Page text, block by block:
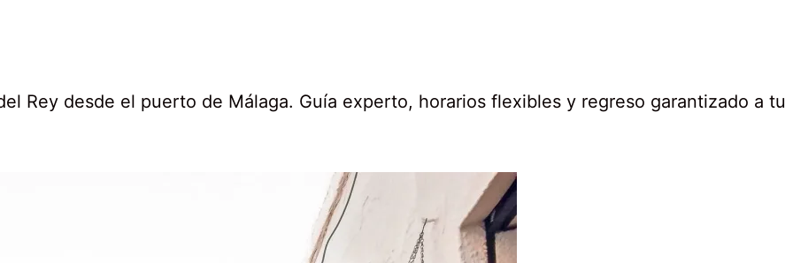
Rey desde el puerto de Málaga. Guía experto, horarios flexibles y regreso garantizado a tu